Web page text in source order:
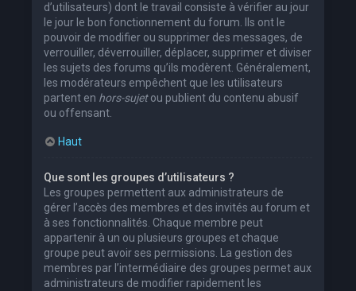
d’utilisateurs) dont le travail consiste à vérifier au jour
le jour le bon fonctionnement du forum. Ils ont le
pouvoir de modifier ou supprimer des messages, de
verrouiller, déverrouiller, déplacer, supprimer et diviser
les sujets des forums qu’ils modèrent. Généralement,
les modérateurs empêchent que les utilisateurs
partent en hors-sujetou publient du contenu abusif
ou offensant.
Haut
Que sont les groupes d’utilisateurs ?
Les groupes permettent aux administrateurs de
gérer l’accès des membres et des invités au forum et
à ses fonctionnalités. Chaque membre peut
appartenir à un ou plusieurs groupes et chaque
groupe peut avoir ses permissions. La gestion des
membres par l’intermédiaire des groupes permet aux
administrateurs de modifier rapidement les